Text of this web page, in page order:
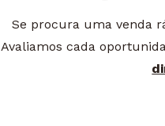
Se procura uma venda
Avaliamos cada